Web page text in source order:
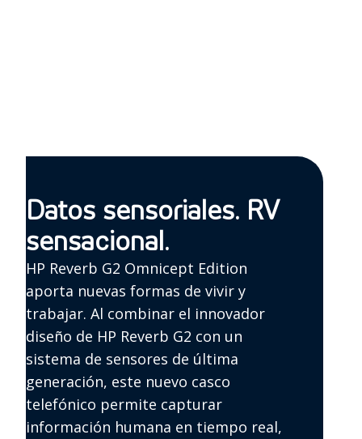
Datos sensoriales. RV
sensacional.
HP Reverb G2 Omnicept Edition
aporta nuevas formas de vivir y
trabajar. Al combinar el innovador
diseño de HP Reverb G2 con un
sistema de sensores de última
generación, este nuevo casco
telefónico permite capturar
información humana en tiempo real,